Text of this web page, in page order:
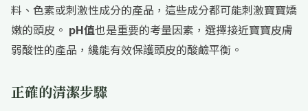
料、色素或刺激性成分的產品，這些成分都可能刺激寶寶嬌
嫩的頭皮。 pH值也是重要的考量因素，選擇接近寶寶皮膚
弱酸性的產品，纔能有效保護頭皮的酸鹼平衡。
正確的清潔步驟